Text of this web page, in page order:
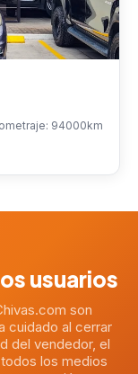
94000km
usuarios
son
cuidado al cerrar
del vendedor, el
los medios